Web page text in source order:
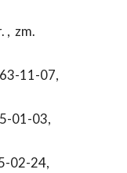
, zm.
11-07,
01-03,
02-24,